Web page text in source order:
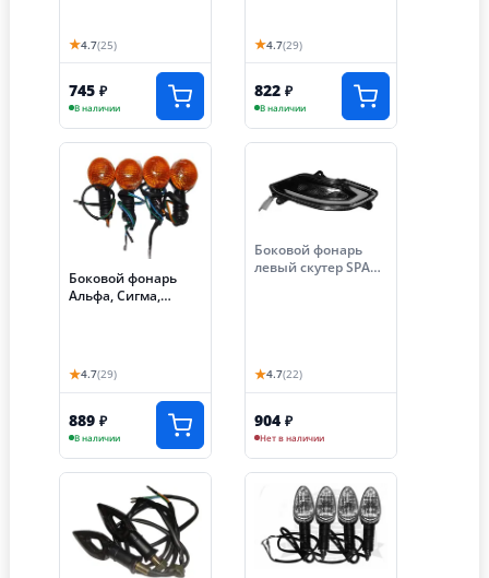
32050942)
★4.7(25)
745 ₽
В наличии
★4.7(29)
822 ₽
В наличии
Боковой фонарь
Альфа, Сигма,
4шт)
★4.7(29)
889 ₽
В наличии
Боковой фонарь
левый скутер SPARK
★4.7(22)
904 ₽
Нет в наличии